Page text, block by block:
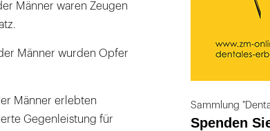
Männer waren Zeugen
Männer wurden Opfer
Männer erlebten
Gegenleistung für
Sammlung
Spenden